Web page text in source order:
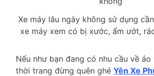
Xe máy lâu ngày không sử dụng
xe máy xem có bị xước, ẩm ướt,
Nếu như bạn đang có nhu cầu về áo
thời trang đừng quên ghé Yên Xe